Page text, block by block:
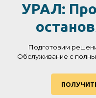
УРАЛ:
Подготовим
Обслуживание с